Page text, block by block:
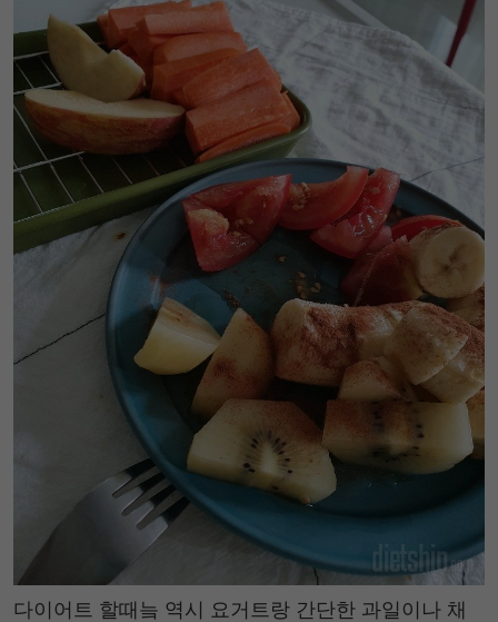
다이어트 할때늨 역시 요거트랑 간단한 과일이나 채